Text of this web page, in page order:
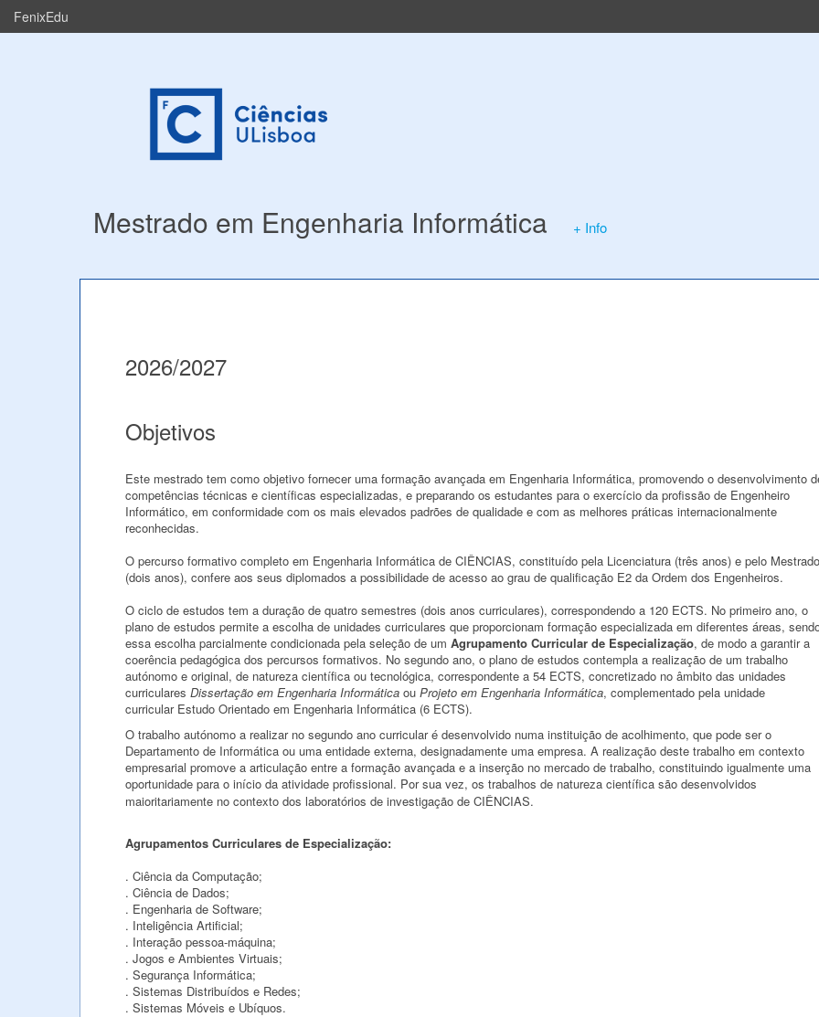
FenixEdu
Mestrado em Engenharia Informática + Info
2026/2027
Objetivos
Este mestrado tem como objetivo fornecer uma formação avançada em Engenharia Informática, promovendo o desenvolvimento
competências técnicas e científicas especializadas, e preparando os estudantes para o exercício da profissão de Engenheiro
Informático, em conformidade com os mais elevados padrões de qualidade e com as melhores práticas internacionalmente
reconhecidas.
O percurso formativo completo em Engenharia Informática de CIÊNCIAS, constituído pela Licenciatura (três anos) e pelo Mestrado
(dois anos), confere aos seus diplomados a possibilidade de acesso ao grau de qualificação E2 da Ordem dos Engenheiros.
O ciclo de estudos tem a duração de quatro semestres (dois anos curriculares), correspondendo a 120 ECTS. No primeiro ano, o
plano de estudos permite a escolha de unidades curriculares que proporcionam formação especializada em diferentes áreas,
essa escolha parcialmente condicionada pela seleção de um Agrupamento Curricular de Especialização, de modo a garantir a
coerência pedagógica dos percursos formativos. No segundo ano, o plano de estudos contempla a realização de um trabalho
autónomo e original, de natureza científica ou tecnológica, correspondente a 54 ECTS, concretizado no âmbito das unidades
curriculares Dissertação em Engenharia Informática ou Projeto em Engenharia Informática, complementado pela unidade
curricular Estudo Orientado em Engenharia Informática (6 ECTS).
O trabalho autónomo a realizar no segundo ano curricular é desenvolvido numa instituição de acolhimento, que pode ser o
Departamento de Informática ou uma entidade externa, designadamente uma empresa. A realização deste trabalho em contexto
empresarial promove a articulação entre a formação avançada e a inserção no mercado de trabalho, constituindo igualmente uma
oportunidade para o início da atividade profissional. Por sua vez, os trabalhos de natureza científica são desenvolvidos
maioritariamente no contexto dos laboratórios de investigação de CIÊNCIAS.
Agrupamentos Curriculares de Especialização:
. Ciência da Computação;
. Ciência de Dados;
. Engenharia de Software;
. Inteligência Artificial;
. Interação pessoa-máquina;
. Jogos e Ambientes Virtuais;
. Segurança Informática;
. Sistemas Distribuídos e Redes;
. Sistemas Móveis e Ubíquos.